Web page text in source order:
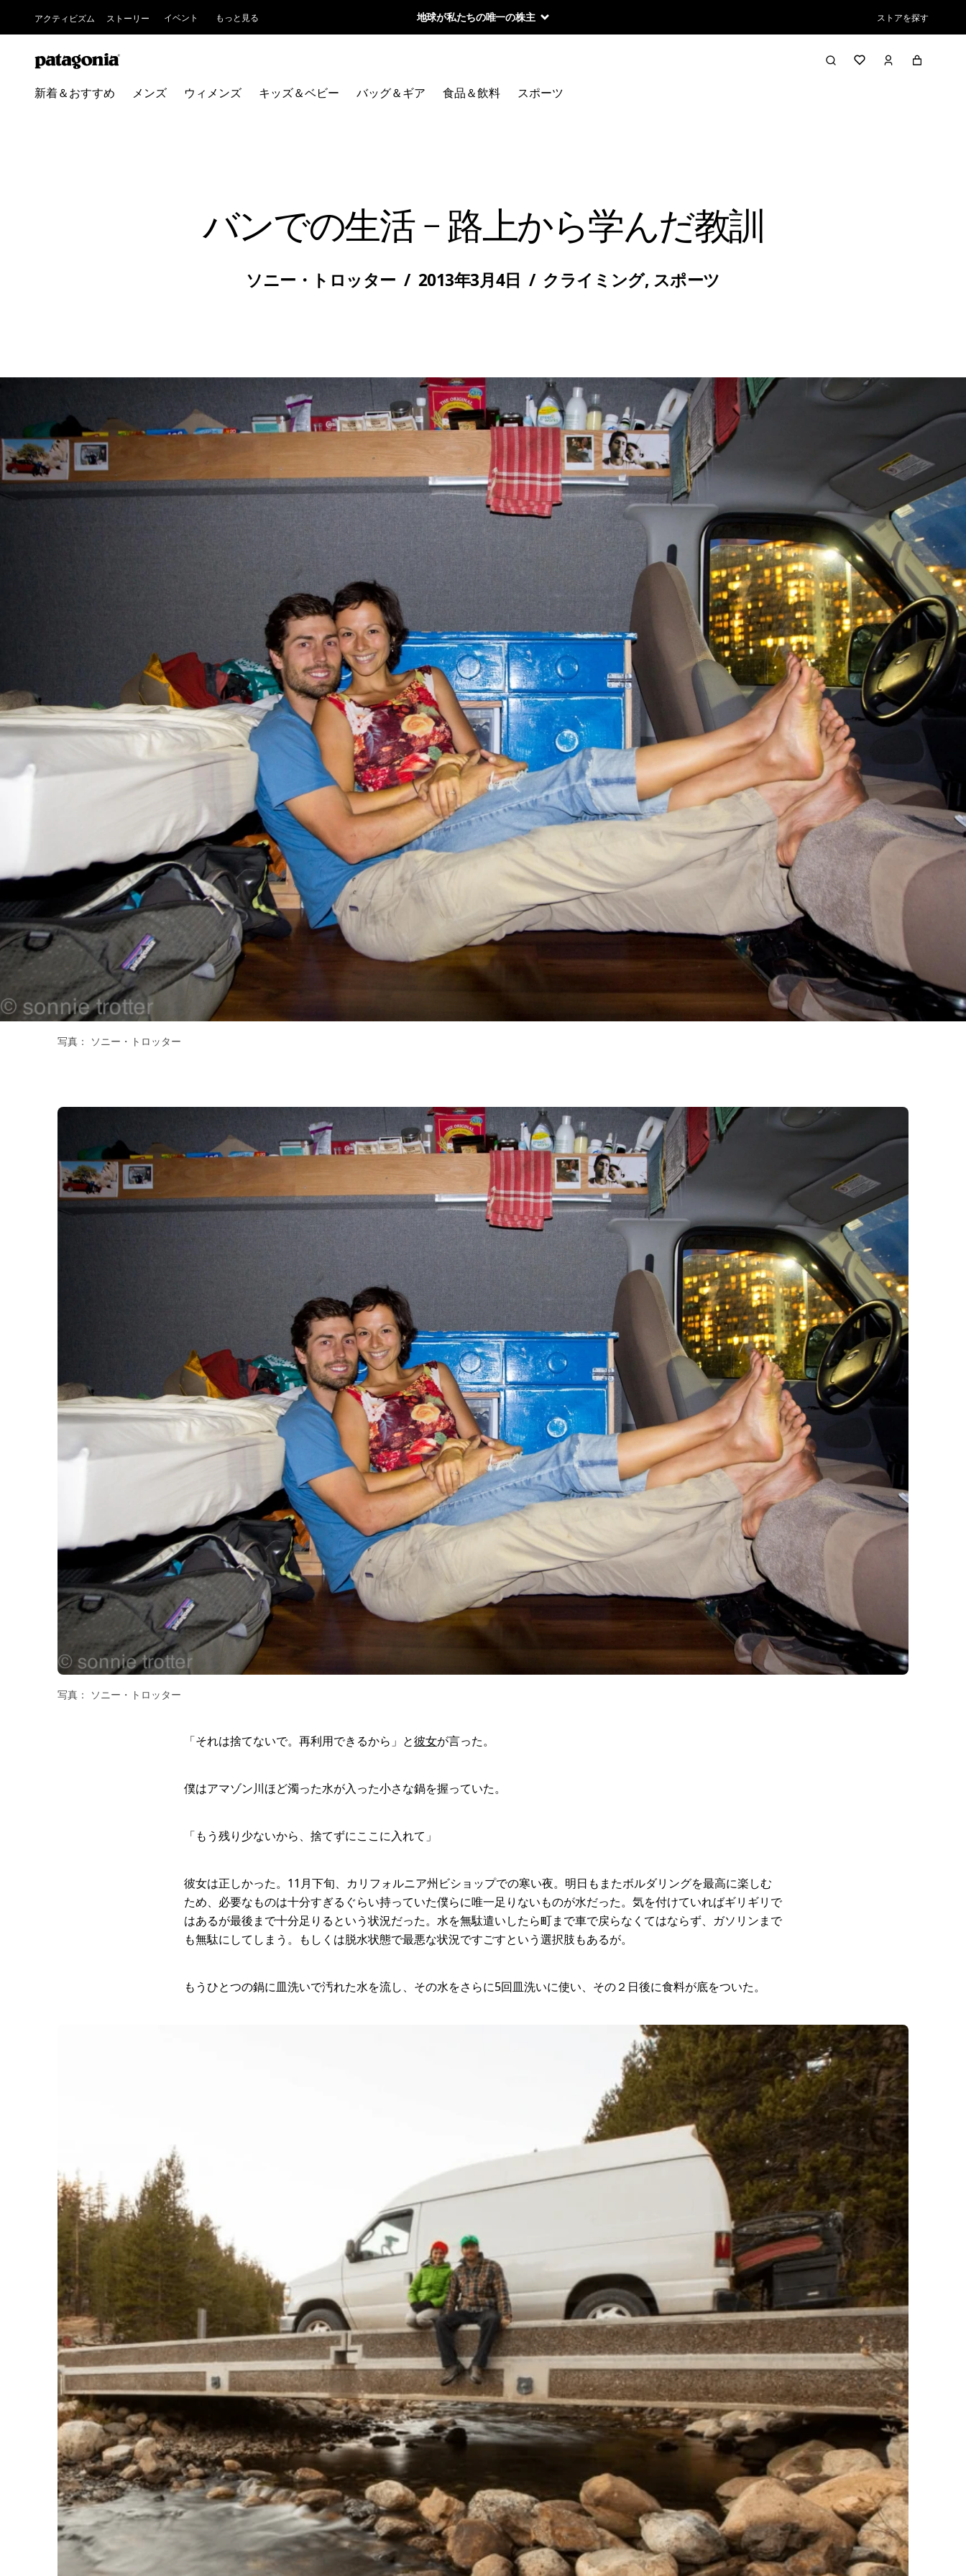
アクティビズム ストーリー イベント もっと見る 地球が私たちの唯一の株主 ストアを探す
新着＆おすすめ メンズ ウィメンズ キッズ＆ベビー バッグ＆ギア 食品＆飲料 スポーツ
バンでの生活 – 路上から学んだ教訓
ソニー・トロッター / 2013年3月4日 / クライミング, スポーツ
写真： ソニー・トロッター
写真： ソニー・トロッター
「それは捨てないで。再利用できるから」と彼女が言った。
僕はアマゾン川ほど濁った水が入った小さな鍋を握っていた。
「もう残り少ないから、捨てずにここに入れて」
彼女は正しかった。11月下旬、カリフォルニア州ビショップでの寒い夜。明日もまたボルダリングを最高に楽しむ
ため、必要なものは十分すぎるぐらい持っていた僕らに唯一足りないものが水だった。気を付けていればギリギリで
はあるが最後まで十分足りるという状況だった。水を無駄遣いしたら町まで車で戻らなくてはならず、ガソリンまで
も無駄にしてしまう。もしくは脱水状態で最悪な状況ですごすという選択肢もあるが。
もうひとつの鍋に皿洗いで汚れた水を流し、その水をさらに5回皿洗いに使い、その２日後に食料が底をついた。